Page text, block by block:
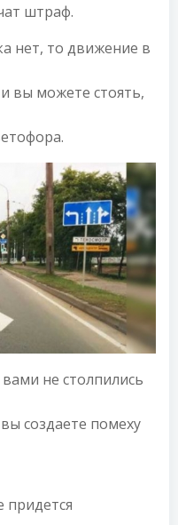
штраф.
нет, то движение в
вы можете стоять,
не столпились
создаете помеху
придется